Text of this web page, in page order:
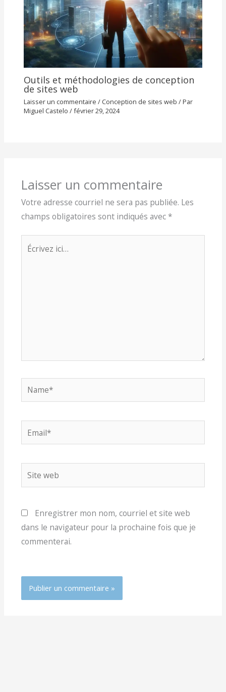
Outils et méthodologies de conception
de sites web
Laisser un commentaire / Conception de sites web / Par
Miguel Castelo/février 29, 2024
Laisser un commentaire
Votre adresse courriel ne sera pas publiée. Les
champs obligatoires sont indiqués avec*
Écrivez
Name*
Email*
Site
Enregistrer mon nom, courriel et site web
dans le navigateur pour la prochaine fois que je
commenterai.